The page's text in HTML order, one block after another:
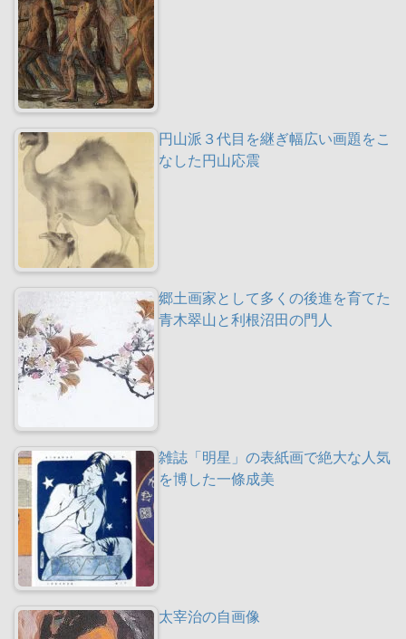
円山派３代目を継ぎ幅広い画題をこ
なした円山応震
郷土画家として多くの後進を育てた
青木翠山と利根沼田の門人
雑誌「明星」の表紙画で絶大な人気
を博した一條成美
太宰治の自画像